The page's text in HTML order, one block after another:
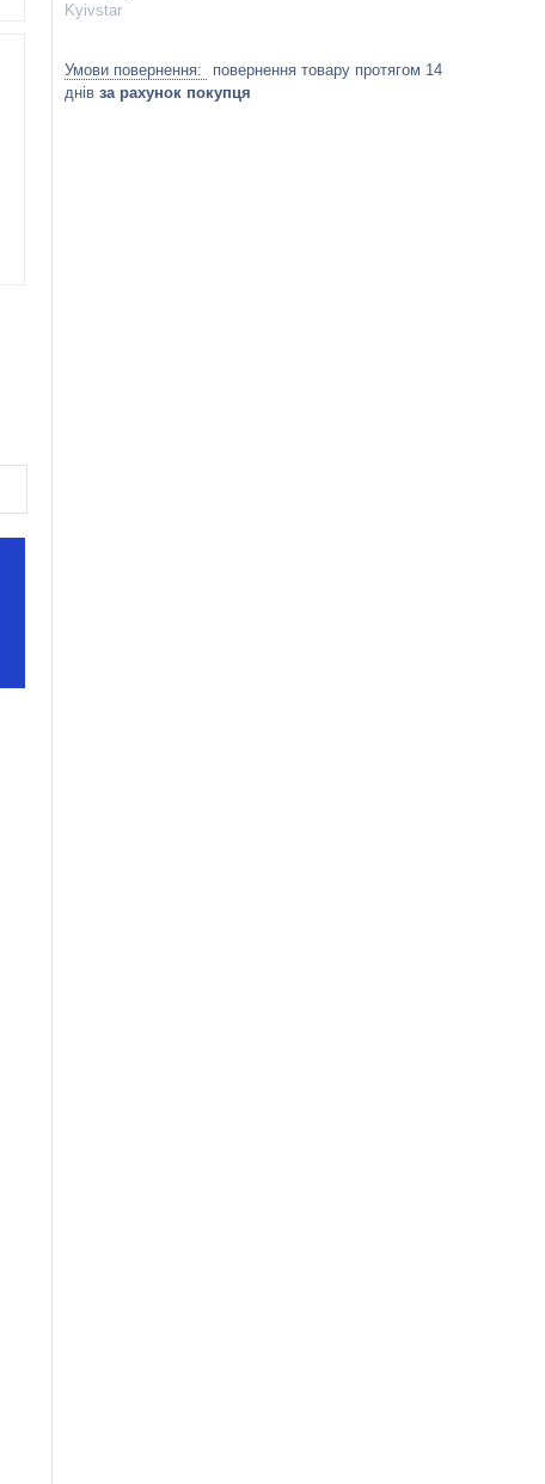
Kyivstar
повернення товару протягом 14
днів за рахунок покупця